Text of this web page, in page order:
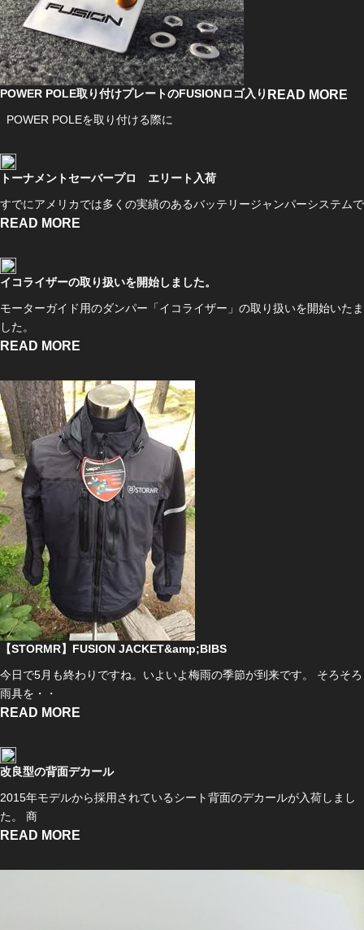
POWER POLE取り付けプレートのFUSIONロゴ入り
POWER POLEを取り付ける際に
READ MORE
トーナメントセーバープロ エリート入荷
すでにアメリカでは多くの実績のあるバッテリージャンパーシステムで
READ MORE
イコライザーの取り扱いを開始しました。
モーターガイド用のダンパー「イコライザー」の取り扱いを開始いたま
した。
READ MORE
【STORMR】FUSION JACKET&amp;BIBS
今日で5月も終わりですね。いよいよ梅雨の季節が到来です。 そろそろ
雨具を・・
READ MORE
改良型の背面デカール
2015年モデルから採用されているシート背面のデカールが入荷しまし
た。 商
READ MORE